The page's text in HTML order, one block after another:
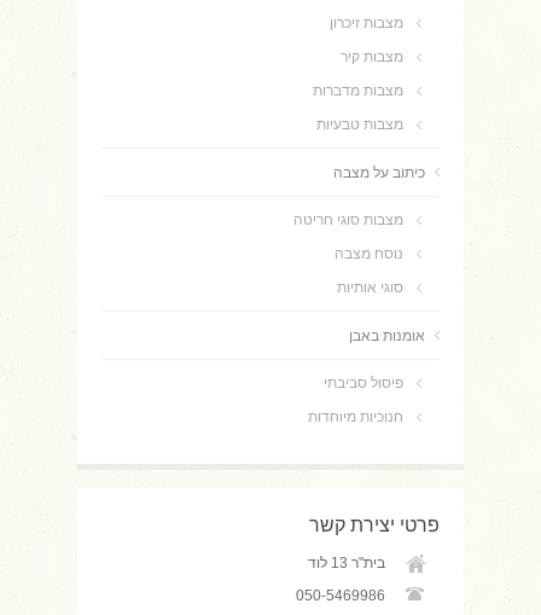
מצבות זיכרון
מצבות קיר
מצבות מדברות
מצבות טבעיות
כיתוב על מצבה
מצבות סוגי חריטה
נוסח מצבה
סוגי אותיות
אומנות באבן
פיסול סביבתי
חנוכיות מיוחדות
פרטי יצירת קשר
בית"ר 13 לוד
050-5469986